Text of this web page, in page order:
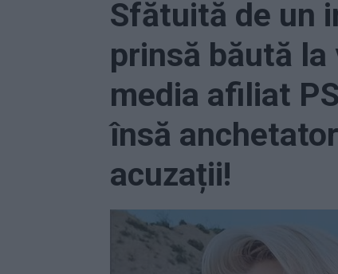
Sfătuită de un
prinsă băută
media afiliat
însă
acuzații!